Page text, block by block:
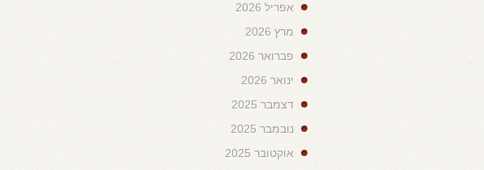
אפריל 2026
מרץ 2026
פברואר 2026
ינואר 2026
דצמבר 2025
נובמבר 2025
אוקטובר 2025